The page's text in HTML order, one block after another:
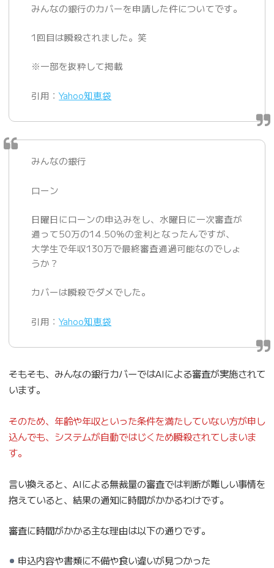
みんなの銀行のカバーを申請した件についてです。
1回目は瞬殺されました。笑
※一部を抜粋して掲載
引用：Yahoo知恵袋
みんなの銀行
ローン
日曜日にローンの申込みをし、水曜日に一次審査が
通って50万の14.50%の金利となったんですが、
大学生で年収130万で最終審査通過可能なのでしょ
うか？
カバーは瞬殺でダメでした。
引用：Yahoo知恵袋
そもそも、みんなの銀行カバーではAIによる審査が実施されて
います。
そのため、年齢や年収といった条件を満たしていない方が申し
込んでも、システムが自動ではじくため瞬殺されてしまいま
す。
言い換えると、AIによる無裁量の審査では判断が難しい事情を
抱えていると、結果の通知に時間がかかるわけです。
審査に時間がかかる主な理由は以下の通りです。
申込内容や書類に不備や食い違いが見つかった